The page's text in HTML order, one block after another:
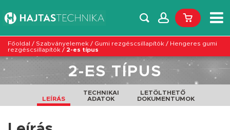
Főoldal / Szabványelemek / Gumi rezgéscsillapítók / Hengeres gumi
rezgéscsillapítók / 2-es típus
2-ES TÍPUS
LEÍRÁS
TECHNIKAI
ADATOK
LETÖLTHETŐ
DOKUMENTUMOK